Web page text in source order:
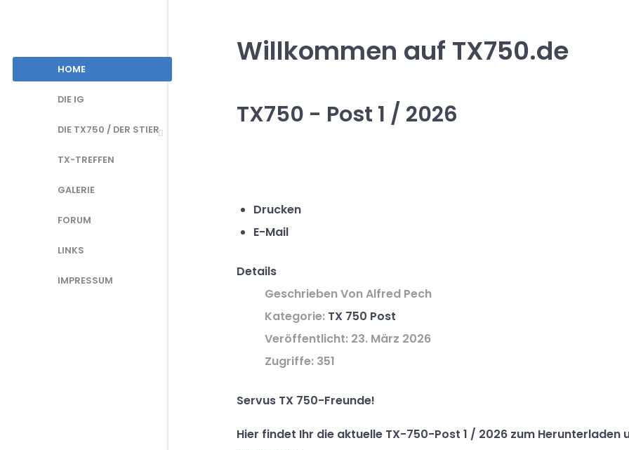
HOME
DIE IG
DIE TX750 / DER STIER
TX-TREFFEN
GALERIE
FORUM
LINKS
IMPRESSUM
Willkommen auf TX750.de
TX750 - Post 1 / 2026
Drucken
E-Mail
Details
Geschrieben VonAlfred Pech
Kategorie: TX 750 Post
Veröffentlicht: 23. März 2026
Zugriffe: 351
Servus TX 750-Freunde!
Hier findet Ihr die aktuelle TX-750-Post 1 / 2026 zum Herunterladen